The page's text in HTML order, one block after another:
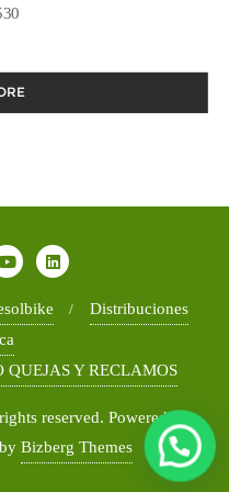
Distribuciones
QUEJAS Y RECLAMOS
reserved. Powered by
Bizberg Themes